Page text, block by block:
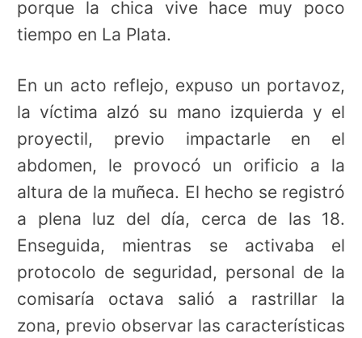
porque la chica vive hace muy poco
tiempo en La Plata.
En un acto reflejo, expuso un portavoz,
la víctima alzó su mano izquierda y el
proyectil, previo impactarle en el
abdomen, le provocó un orificio a la
altura de la muñeca. El hecho se registró
a plena luz del día, cerca de las 18.
Enseguida, mientras se activaba el
protocolo de seguridad, personal de la
comisaría octava salió a rastrillar la
zona, previo observar las características